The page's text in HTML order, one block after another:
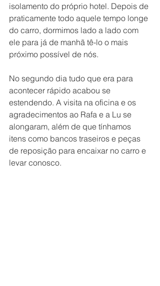
isolamento do próprio hotel. Depois de
praticamente todo aquele tempo longe
do carro, dormimos lado a lado com
ele para já de manhã tê-lo o mais
próximo possível de nós.
No segundo dia tudo que era para
acontecer rápido acabou se
estendendo. A visita na oficina e os
agradecimentos ao Rafa e a Lu se
alongaram, além de que tínhamos
itens como bancos traseiros e peças
de reposição para encaixar no carro e
levar conosco.